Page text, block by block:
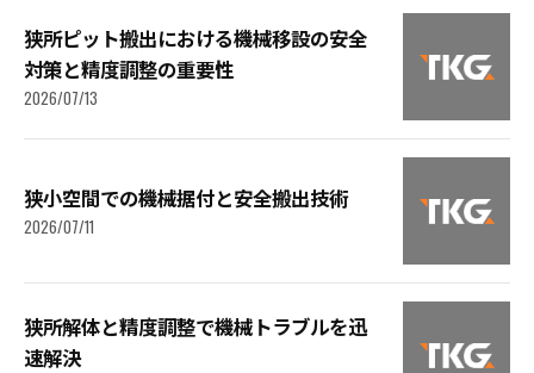
狭所ピット搬出における機械移設の安全
対策と精度調整の重要性
2026/07/13
狭小空間での機械据付と安全搬出技術
2026/07/11
狭所解体と精度調整で機械トラブルを迅
速解決